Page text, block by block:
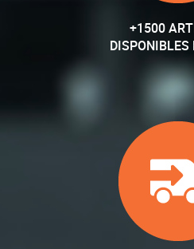
+1500
DISPONIBLES